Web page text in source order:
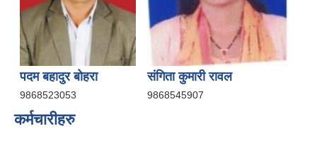
पदम बहादुर बोहरा
9868523053
संगिता कुमारी रावल
9868545907
कर्मचारीहरु